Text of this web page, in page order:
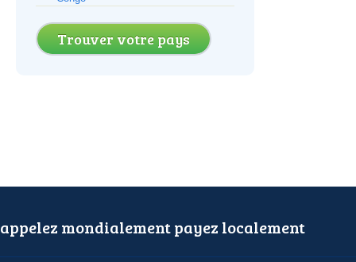
Trouver votre pays
appelez mondialement payez localement